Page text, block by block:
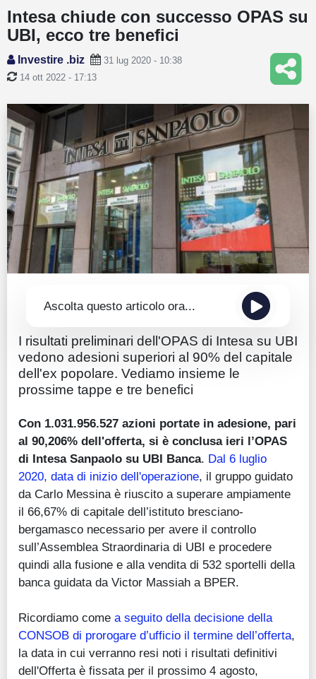
Quotazioni
Conto IG
Guru Monitor
Altro
Intesa chiude con successo OPAS su
UBI, ecco tre benefici
Investire .biz
31 lug 2020 - 10:38
14 ott 2022 - 17:13
Ascolta questo articolo ora...
I risultati preliminari dell'OPAS di Intesa su UBI
vedono adesioni superiori al 90% del capitale
dell'ex popolare. Vediamo insieme le
prossime tappe e tre benefici
Con 1.031.956.527 azioni portate in adesione, pari
al 90,206% dell'offerta, si è conclusa ieri l’OPAS
di Intesa Sanpaolo su UBI Banca. Dal 6 luglio
2020, data di inizio dell'operazione, il gruppo guidato
da Carlo Messina è riuscito a superare ampiamente
il 66,67% di capitale dell’istituto bresciano-
bergamasco necessario per avere il controllo
sull’Assemblea Straordinaria di UBI e procedere
quindi alla fusione e alla vendita di 532 sportelli della
banca guidata da Victor Massiah a BPER.
Ricordiamo come a seguito della decisione della
CONSOB di prorogare d’ufficio il termine dell’offerta,
la data in cui verranno resi noti i risultati definitivi
dell'Offerta è fissata per il prossimo 4 agosto,